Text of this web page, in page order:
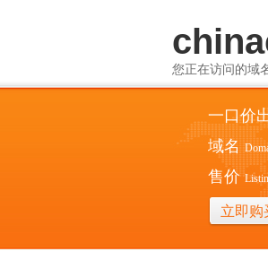
您正在访问的域
一口价
域名
售价
立即购